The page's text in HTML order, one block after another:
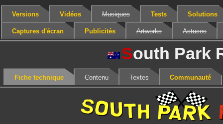
Versions Vidéos Musiques Tests Solutions
Captures d'écran Publicités Artworks Astuces
South Park
Fiche technique Contenu Textes Communauté